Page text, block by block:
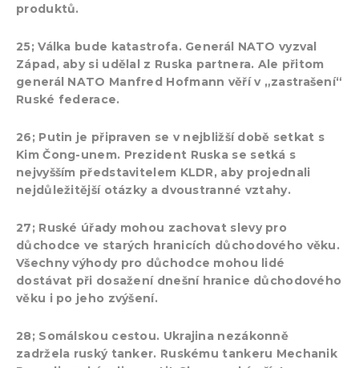
produktů.
25; Válka bude katastrofa. Generál NATO vyzval
Západ, aby si udělal z Ruska partnera. Ale přitom
generál NATO Manfred Hofmann věří v „zastrašení“
Ruské federace.
26; Putin je připraven se v nejbližší době setkat s
Kim Čong-unem. Prezident Ruska se setká s
nejvyšším představitelem KLDR, aby projednali
nejdůležitější otázky a dvoustranné vztahy.
27; Ruské úřady mohou zachovat slevy pro
důchodce ve starých hranicích důchodového věku.
Všechny výhody pro důchodce mohou lidé
dostávat při dosažení dnešní hranice důchodového
věku i po jeho zvýšení.
28; Somálskou cestou. Ukrajina nezákonně
zadržela ruský tanker. Ruskému tankeru Mechanik